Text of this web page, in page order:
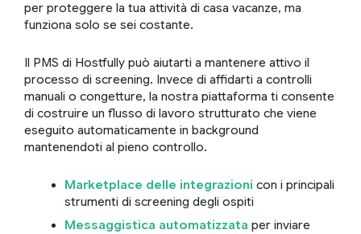
per proteggere la tua attività di casa vacanze, ma
funziona solo se sei costante.
Il PMS di Hostfully può aiutarti a mantenere attivo il
processo di screening. Invece di affidarti a controlli
manuali o congetture, la nostra piattaforma ti consente
di costruire un flusso di lavoro strutturato che viene
eseguito automaticamente in background
mantenendoti al pieno controllo.
Marketplace delle integrazioni con i principali
strumenti di screening degli ospiti
Messaggistica automatizzata per inviare